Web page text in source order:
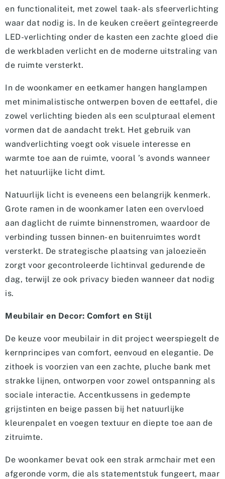
en functionaliteit, met zowel taak- als sfeerverlichting
waar dat nodig is. In de keuken creëert geïntegreerde
LED-verlichting onder de kasten een zachte gloed die
de werkbladen verlicht en de moderne uitstraling van
de ruimte versterkt.
In de woonkamer en eetkamer hangen hanglampen
met minimalistische ontwerpen boven de eettafel, die
zowel verlichting bieden als een sculpturaal element
vormen dat de aandacht trekt. Het gebruik van
wandverlichting voegt ook visuele interesse en
warmte toe aan de ruimte, vooral ’s avonds wanneer
het natuurlijke licht dimt.
Natuurlijk licht is eveneens een belangrijk kenmerk.
Grote ramen in de woonkamer laten een overvloed
aan daglicht de ruimte binnenstromen, waardoor de
verbinding tussen binnen- en buitenruimtes wordt
versterkt. De strategische plaatsing van jaloezieën
zorgt voor gecontroleerde lichtinval gedurende de
dag, terwijl ze ook privacy bieden wanneer dat nodig
is.
Meubilair en Decor: Comfort en Stijl
De keuze voor meubilair in dit project weerspiegelt de
kernprincipes van comfort, eenvoud en elegantie. De
zithoek is voorzien van een zachte, pluche bank met
strakke lijnen, ontworpen voor zowel ontspanning als
sociale interactie. Accentkussens in gedempte
grijstinten en beige passen bij het natuurlijke
kleurenpalet en voegen textuur en diepte toe aan de
zitruimte.
De woonkamer bevat ook een strak armchair met een
afgeronde vorm, die als statementstuk fungeert, maar